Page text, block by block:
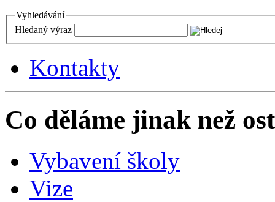
Vyhledávání
Hledaný výraz
Kontakty
Co děláme jinak než
Vybavení školy
Vize